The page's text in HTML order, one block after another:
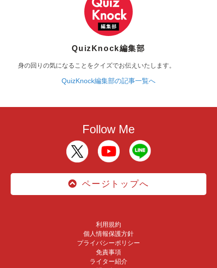
QuizKnock編集部
身の回りの気になることをクイズでお伝えいたします。
QuizKnock編集部の記事一覧へ
Follow Me
ページトップへ
利用規約
個人情報保護方針
プライバシーポリシー
免責事項
ライター紹介